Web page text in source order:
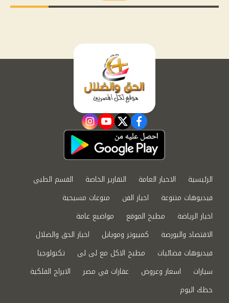
facebook
twitter
youtube
instagram
الرئيسية الاخبار العامة التقارير الخاصة
القسم الطبي
فيديوهات متنوعة
اخبار الفن
منوعات مسيحية
اخبار الرياضة
مطبخ الموقع
مواضيع عامة
الاقتصاد والبورصة
كمبيوتر وموبايل
اخبار الحق والضلال
فيديوهات فضائيات
مطبخ الاكل مع لى لى
تكنولوجيا
سيارات
اسعار وعروض عقارات في مصر
الابراج الفلكية
حظك اليوم